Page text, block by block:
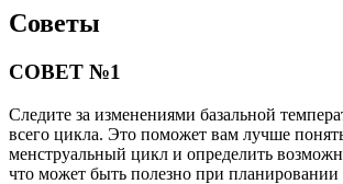
Советы
СОВЕТ №1
Следите за изменениями базальной
всего цикла. Это поможет вам лучше
менструальный цикл и определить
что может быть полезно при планировании